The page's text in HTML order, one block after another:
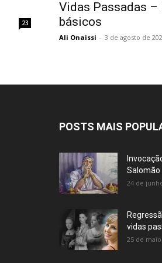
23
Vidas Passadas –
básicos
Ali Onaissi - 3 de agosto de
POSTS MAIS
Salomão
24 de
vidas
25 de